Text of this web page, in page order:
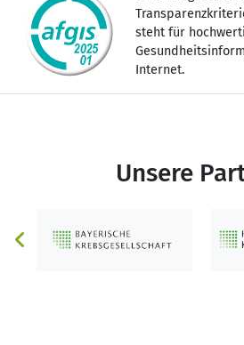
steht für
Internet.
Unsere